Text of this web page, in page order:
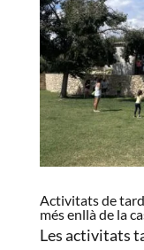
Activitats de
més enllà de la
Les activitats